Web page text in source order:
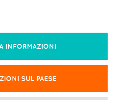
INFORMAZIONI
SUL PAESE